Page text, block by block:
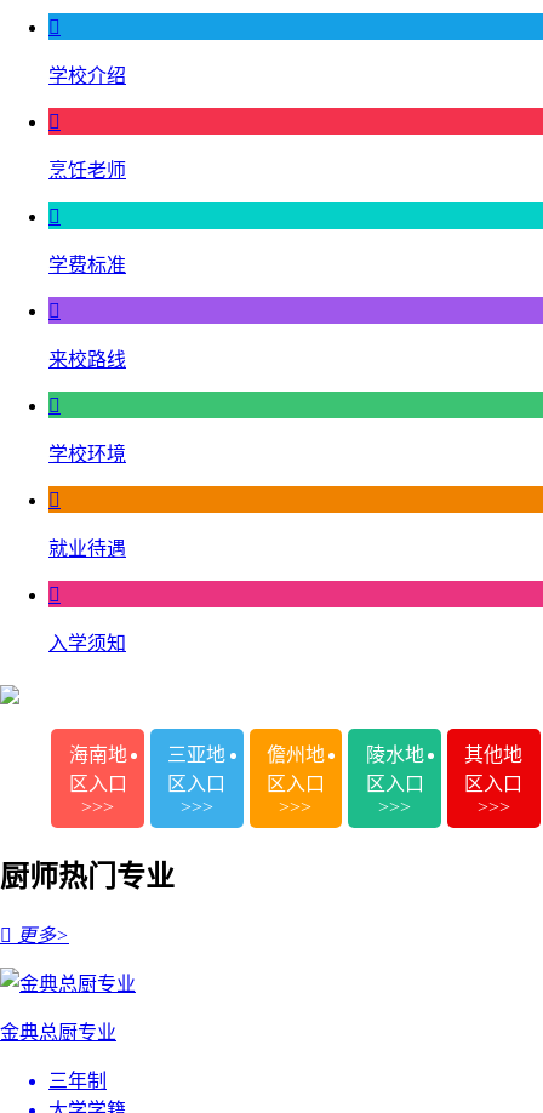

学校介绍

烹饪老师

学费标准

来校路线

学校环境

就业待遇

入学须知
海南地
区入口
>>>
三亚地
区入口
>>>
儋州地
区入口
>>>
陵水地
区入口
>>>
其他地
区入口
>>>
厨师热门专业
 更多>
金典总厨专业
三年制